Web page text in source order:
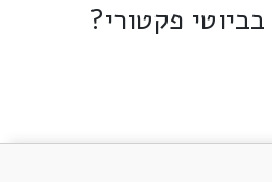
פקטורי?